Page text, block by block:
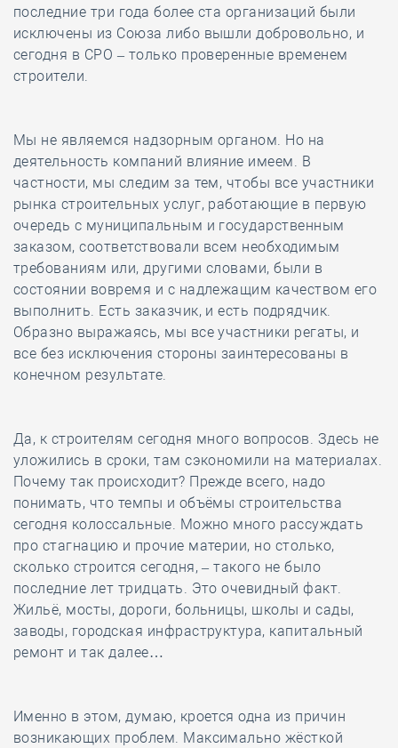
последние три года более ста организаций были
исключены из Союза либо вышли добровольно, и
сегодня в СРО – только проверенные временем
строители.
Мы не являемся надзорным органом. Но на
деятельность компаний влияние имеем. В
частности, мы следим за тем, чтобы все участники
рынка строительных услуг, работающие в первую
очередь с муниципальным и государственным
заказом, соответствовали всем необходимым
требованиям или, другими словами, были в
состоянии вовремя и с надлежащим качеством его
выполнить. Есть заказчик, и есть подрядчик.
Образно выражаясь, мы все участники регаты, и
все без исключения стороны заинтересованы в
конечном результате.
Да, к строителям сегодня много вопросов. Здесь не
уложились в сроки, там сэкономили на материалах.
Почему так происходит? Прежде всего, надо
понимать, что темпы и объёмы строительства
сегодня колоссальные. Можно много рассуждать
про стагнацию и прочие материи, но столько,
сколько строится сегодня, – такого не было
последние лет тридцать. Это очевидный факт.
Жильё, мосты, дороги, больницы, школы и сады,
заводы, городская инфраструктура, капитальный
ремонт и так далее…
Именно в этом, думаю, кроется одна из причин
возникающих проблем. Максимально жёсткой